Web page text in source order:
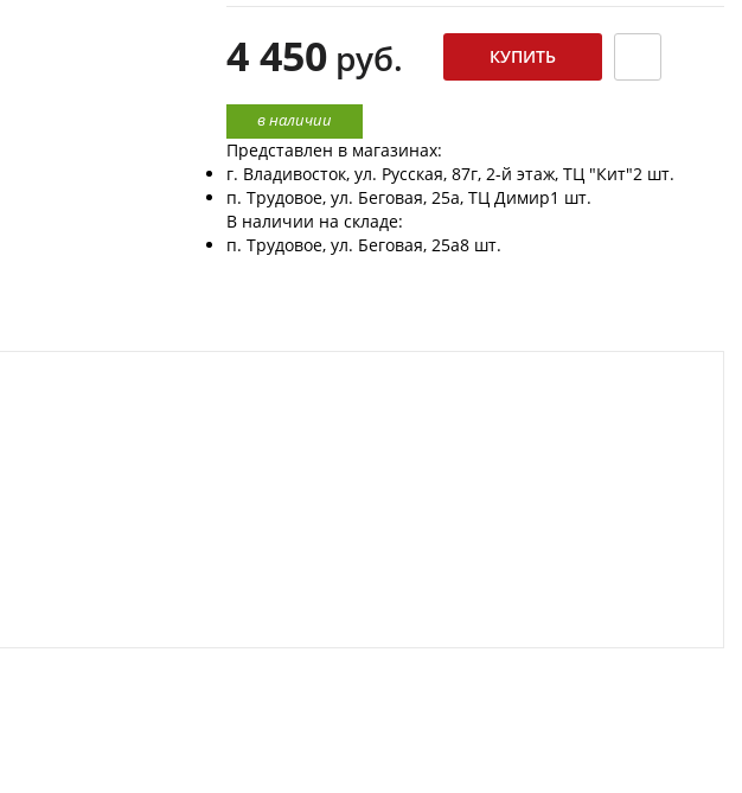
4 450 руб.
в наличии
Представлен в магазинах:
г. Владивосток, ул. Русская, 87г, 2-й этаж, ТЦ "Кит"2 шт.
п. Трудовое, ул. Беговая, 25а, ТЦ Димир1 шт.
В наличии на складе:
п. Трудовое, ул. Беговая, 25а8 шт.